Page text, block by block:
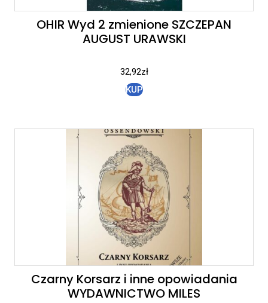
OHIR Wyd 2 zmienione SZCZEPAN
AUGUST URAWSKI
32,92zł
KUP
Czarny Korsarz i inne opowiadania
WYDAWNICTWO MILES